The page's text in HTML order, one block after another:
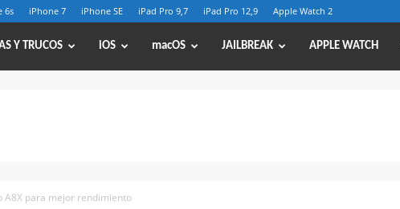
6s iPhone 7 iPhone SE iPad Pro 9,7 iPad Pro 12,9 Apple Watch 2
Y TRUCOS iOS macOS JAILBREAK APPLE WATCH
A8X para mejor rendimiento